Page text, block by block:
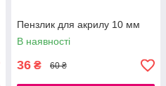
Пензлик для акрилу 10 мм
В наявності
36 ₴ 60 ₴